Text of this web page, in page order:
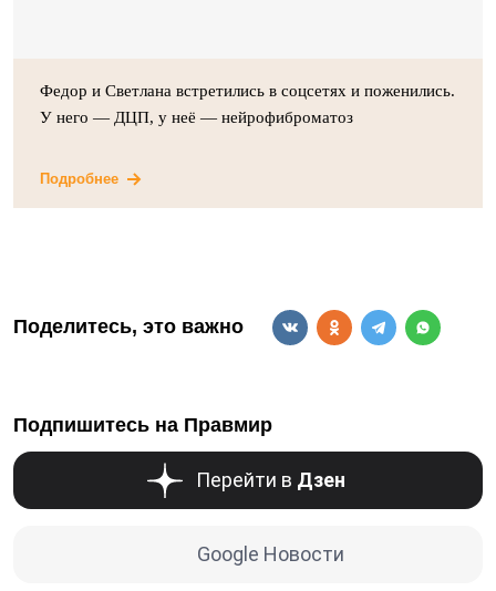
Федор и Светлана встретились в соцсетях и поженились.
У него — ДЦП, у неё — нейрофиброматоз
Подробнее
Поделитесь, это важно
Подпишитесь на Правмир
Перейти в Дзен
Google Новости